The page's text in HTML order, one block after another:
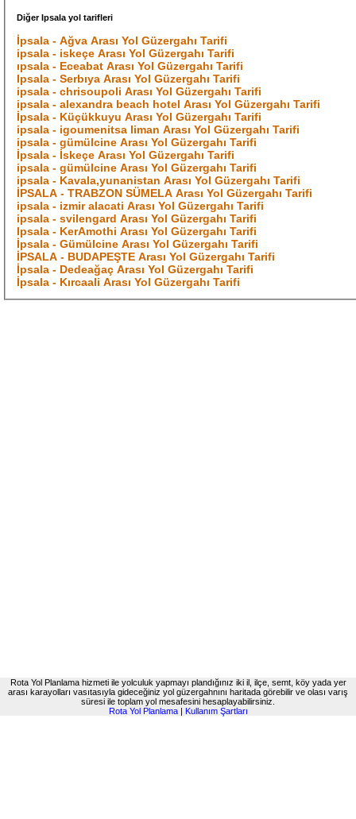
Diğer Ipsala yol tarifleri
İpsala - Ağva Arası Yol Güzergahı Tarifi
ipsala - iskeçe Arası Yol Güzergahı Tarifi
ıpsala - Eceabat Arası Yol Güzergahı Tarifi
Ipsala - Serbıya Arası Yol Güzergahı Tarifi
ipsala - chrisoupoli Arası Yol Güzergahı Tarifi
ipsala - alexandra beach hotel Arası Yol Güzergahı Tarifi
İpsala - Küçükkuyu Arası Yol Güzergahı Tarifi
ipsala - igoumenitsa liman Arası Yol Güzergahı Tarifi
ipsala - gümülcine Arası Yol Güzergahı Tarifi
İpsala - İskeçe Arası Yol Güzergahı Tarifi
ipsala - gümülcine Arası Yol Güzergahı Tarifi
ipsala - Kavala,yunanistan Arası Yol Güzergahı Tarifi
İPSALA - TRABZON SÜMELA Arası Yol Güzergahı Tarifi
ipsala - izmir alacati Arası Yol Güzergahı Tarifi
ipsala - svilengard Arası Yol Güzergahı Tarifi
Ipsala - KerAmothi Arası Yol Güzergahı Tarifi
İpsala - Gümülcine Arası Yol Güzergahı Tarifi
İPSALA - BUDAPEŞTE Arası Yol Güzergahı Tarifi
İpsala - Dedeağaç Arası Yol Güzergahı Tarifi
İpsala - Kırcaali Arası Yol Güzergahı Tarifi
Rota Yol Planlama hizmeti ile yolculuk yapmayı plandığınız iki il, ilçe, semt, köy yada yer
arası karayolları vasıtasıyla gideceğiniz yol güzergahnını haritada görebilir ve olası varış
süresi ile toplam yol mesafesini hesaplayabilirsiniz.
Rota Yol Planlama| Kullanım Şartları